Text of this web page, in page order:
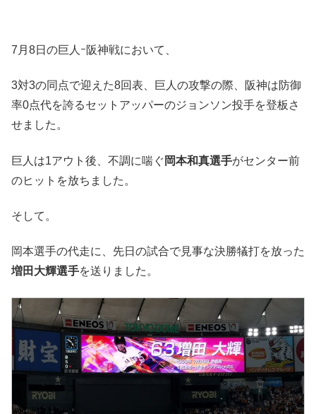
7月8日の巨人ｰ阪神戦において、
3対3の同点で迎えた8回表、巨人の攻撃の際、阪神は防御
率0点代を誇るセットアッパーのジョンソン投手を登板さ
せました。
巨人は1アウト後、不調に喘ぐ 岡本和真選手がセンター前
のヒットを放ちました。
そして。
岡本選手の代走に、先日の試合で見事な決勝犠打を放った
増田大輝選手を送りました。